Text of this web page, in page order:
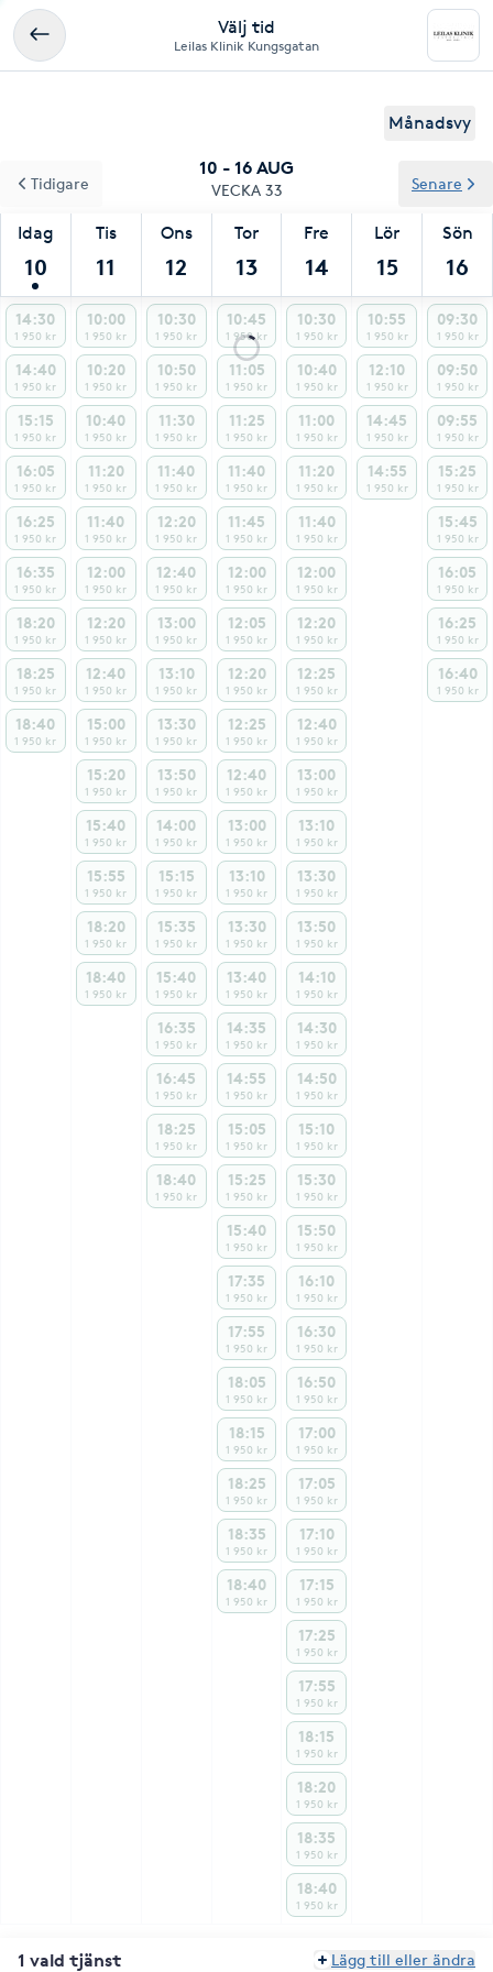
Välj tid
Leilas Klinik Kungsgatan
Månadsvy
10 - 16 AUG
VECKA 33
Idag
10
Tis
11
Ons
12
Tor
13
Fre
14
Lör
15
Sön
16
Tidigare Senare
14:30
1 950 kr
14:40
1 950 kr
15:15
1 950 kr
16:05
1 950 kr
16:25
1 950 kr
16:35
1 950 kr
18:20
1 950 kr
18:25
1 950 kr
18:40
1 950 kr
10:00
1 950 kr
10:20
1 950 kr
10:40
1 950 kr
11:20
1 950 kr
11:40
1 950 kr
12:00
1 950 kr
12:20
1 950 kr
12:40
1 950 kr
15:00
1 950 kr
15:20
1 950 kr
15:40
1 950 kr
15:55
1 950 kr
18:20
1 950 kr
18:40
1 950 kr
10:30
1 950 kr
10:50
1 950 kr
11:30
1 950 kr
11:40
1 950 kr
12:20
1 950 kr
12:40
1 950 kr
13:00
1 950 kr
13:10
1 950 kr
13:30
1 950 kr
13:50
1 950 kr
14:00
1 950 kr
15:15
1 950 kr
15:35
1 950 kr
15:40
1 950 kr
16:35
1 950 kr
16:45
1 950 kr
18:25
1 950 kr
18:40
1 950 kr
10:45
1 950 kr
11:05
1 950 kr
11:25
1 950 kr
11:40
1 950 kr
11:45
1 950 kr
12:00
1 950 kr
12:05
1 950 kr
12:20
1 950 kr
12:25
1 950 kr
12:40
1 950 kr
13:00
1 950 kr
13:10
1 950 kr
13:30
1 950 kr
13:40
1 950 kr
14:35
1 950 kr
14:55
1 950 kr
15:05
1 950 kr
15:25
1 950 kr
15:40
1 950 kr
17:35
1 950 kr
17:55
1 950 kr
18:05
1 950 kr
18:15
1 950 kr
18:25
1 950 kr
18:35
1 950 kr
18:40
1 950 kr
10:30
1 950 kr
10:40
1 950 kr
11:00
1 950 kr
11:20
1 950 kr
11:40
1 950 kr
12:00
1 950 kr
12:20
1 950 kr
12:25
1 950 kr
12:40
1 950 kr
13:00
1 950 kr
13:10
1 950 kr
13:30
1 950 kr
13:50
1 950 kr
14:10
1 950 kr
14:30
1 950 kr
14:50
1 950 kr
15:10
1 950 kr
15:30
1 950 kr
15:50
1 950 kr
16:10
1 950 kr
16:30
1 950 kr
16:50
1 950 kr
17:00
1 950 kr
17:05
1 950 kr
17:10
1 950 kr
17:15
1 950 kr
17:25
1 950 kr
17:55
1 950 kr
18:15
1 950 kr
18:20
1 950 kr
18:35
1 950 kr
18:40
1 950 kr
10:55
1 950 kr
12:10
1 950 kr
14:45
1 950 kr
14:55
1 950 kr
09:30
1 950 kr
09:50
1 950 kr
09:55
1 950 kr
15:25
1 950 kr
15:45
1 950 kr
16:05
1 950 kr
16:25
1 950 kr
16:40
1 950 kr
1 vald tjänst Lägg till eller ändra